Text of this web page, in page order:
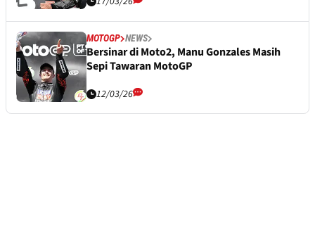
MOTOGP NEWS
Bersinar di Moto2, Manu Gonzales Masih
Sepi Tawaran MotoGP
12/03/26